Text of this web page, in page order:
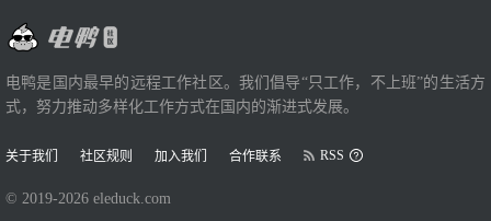
电鸭是国内最早的远程工作社区。我们倡导“只工作，不上班”的生活方
式，努力推动多样化工作方式在国内的渐进式发展。
关于我们 社区规则 加入我们 合作联系 RSS
© 2019-2026 eleduck.com